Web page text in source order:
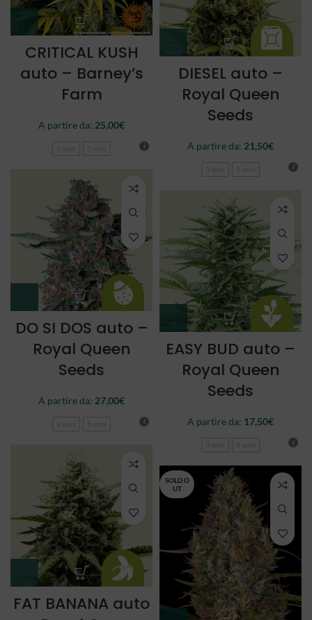
CRITICAL KUSH
auto – Barney’s
Farm
A partire da: 25,00€
DIESEL auto –
Royal Queen
Seeds
A partire da: 21,50€
DO SI DOS auto –
Royal Queen
Seeds
A partire da: 27,00€
EASY BUD auto –
Royal Queen
Seeds
A partire da: 17,50€
FAT BANANA auto
SOLD O
UT